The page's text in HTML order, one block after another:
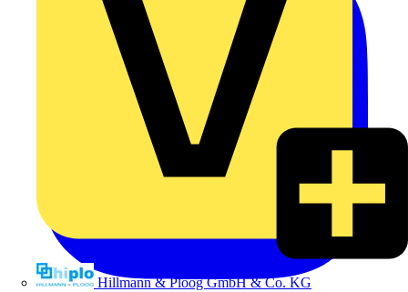
Hillmann & Ploog GmbH & Co. KG